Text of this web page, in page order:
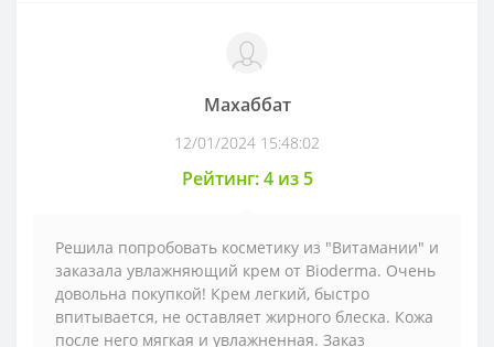
Махаббат
12/01/2024 15:48:02
Рейтинг: 4 из 5
Решила попробовать косметику из "Витамании" и
заказала увлажняющий крем от Bioderma. Очень
довольна покупкой! Крем легкий, быстро
впитывается, не оставляет жирного блеска. Кожа
после него мягкая и увлажненная. Заказ